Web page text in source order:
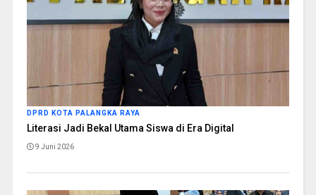
DPRD KOTA PALANGKA RAYA
Literasi Jadi Bekal Utama Siswa di Era Digital
9 Juni 2026